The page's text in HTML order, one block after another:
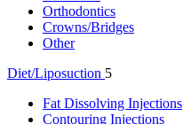
Orthodontics
Crowns/Bridges
Other
Diet/Liposuction 5
Fat Dissolving Injections
Contouring Injections